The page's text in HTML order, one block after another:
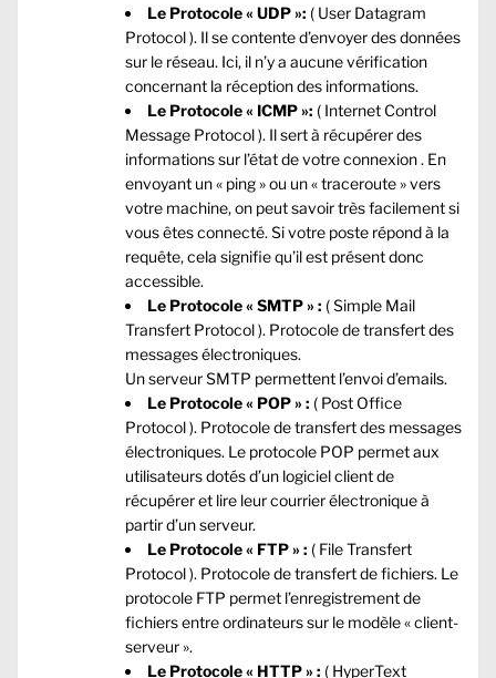
Le Protocole « UDP »: ( User Datagram
Protocol ). Il se contente d’envoyer des données
sur le réseau. Ici, il n’y a aucune vérification
concernant la réception des informations.
Le Protocole « ICMP »: ( Internet Control
Message Protocol ). Il sert à récupérer des
informations sur l’état de votre connexion . En
envoyant un « ping » ou un « traceroute » vers
votre machine, on peut savoir très facilement si
vous êtes connecté. Si votre poste répond à la
requête, cela signifie qu’il est présent donc
accessible.
Le Protocole « SMTP » : ( Simple Mail
Transfert Protocol ). Protocole de transfert des
messages électroniques.
Un serveur SMTP permettent l’envoi d’emails.
Le Protocole « POP » : ( Post Office
Protocol ). Protocole de transfert des messages
électroniques. Le protocole POP permet aux
utilisateurs dotés d’un logiciel client de
récupérer et lire leur courrier électronique à
partir d’un serveur.
Le Protocole « FTP » : ( File Transfert
Protocol ). Protocole de transfert de fichiers. Le
protocole FTP permet l’enregistrement de
fichiers entre ordinateurs sur le modèle « client-
serveur ».
Le Protocole « HTTP » : ( HyperText